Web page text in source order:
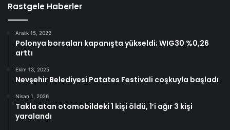
Rastgele Haberler
Aralık 15, 2022
Polonya borsaları kapanışta yükseldi; WIG30 %0,26
arttı
Ekim 13, 2025
Nevşehir Belediyesi Patates Festivali coşkuyla başladı
Nisan 1, 2026
Takla atan otomobildeki 1 kişi öldü, 1’i ağır 3 kişi
yaralandı